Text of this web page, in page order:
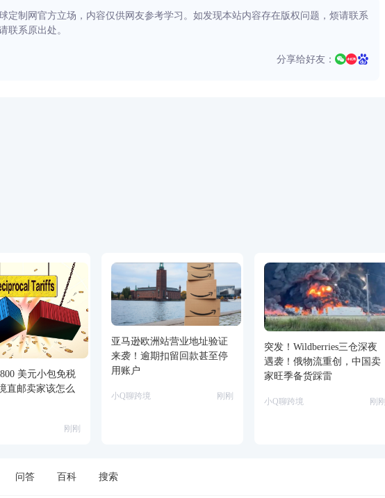
定制网官方立场，内容仅供网友参考学习。如发现本站内容存在版权问题，烦请联系
联系原出处。
分享给好友：
美元小包免税
直邮卖家该怎么
刚刚
亚马逊欧洲站营业地址验证
来袭！逾期扣留回款甚至停
用账户
小Q聊跨境 刚刚
突发！Wildberries三仓深夜
遇袭！俄物流重创，中国卖
家旺季备货踩雷
小Q聊跨境 刚刚
问答 百科 搜索